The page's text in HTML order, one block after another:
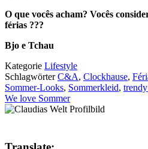
O que vocês acham? Vocês
férias ???
Bjo e Tchau
Kategorie Lifestyle
SchlagwörterC&A, Clockhause,
Sommer-Looks, Sommerkleid,
We love Sommer